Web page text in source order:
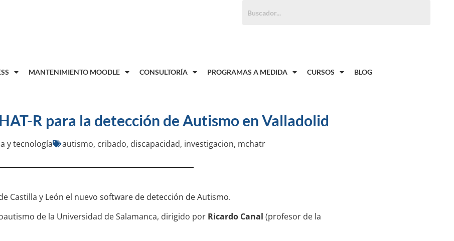
MANTENIMIENTO MOODLE CONSULTORÍA PROGRAMAS A MEDIDA CURSOS BLOG
R para la detección de Autismo en Valladolid
y tecnología autismo, cribado, discapacidad, investigacion, mchatr
Castilla y León el nuevo software de detección de Autismo.
de la Universidad de Salamanca, dirigido por Ricardo Canal (profesor de la